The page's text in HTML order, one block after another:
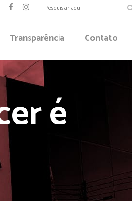
Transparência Contato
é